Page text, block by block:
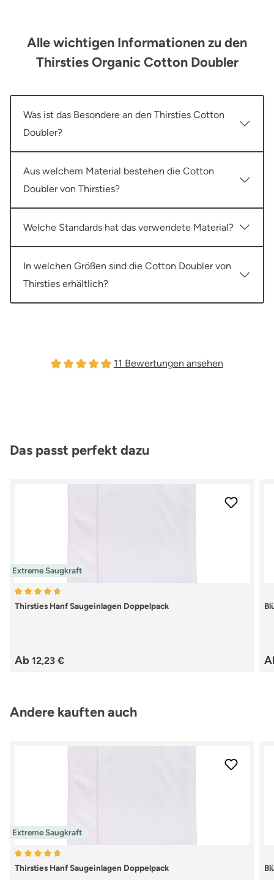
Alle wichtigen Informationen zu den
Thirsties Organic Cotton Doubler
Was ist das Besondere an den Thirsties Cotton
Doubler?
Aus welchem Material bestehen die Cotton
Doubler von Thirsties?
Welche Standards hat das verwendete Material?
In welchen Größen sind die Cotton Doubler von
Thirsties erhältlich?
11 Bewertungen ansehen
Produktgalerie überspringen
Das passt perfekt dazu
Extreme Saugkraft
Durchschnittliche Bewertung von 4.79 von 5 Sternen
Thirsties Hanf Saugeinlagen Doppelpack
Regulärer Preis:
Ab 12,23 €
Produktgalerie überspringen
Andere kauften auch
Extreme Saugkraft
Durchschnittliche Bewertung von 4.79 von 5 Sternen
Thirsties Hanf Saugeinlagen Doppelpack